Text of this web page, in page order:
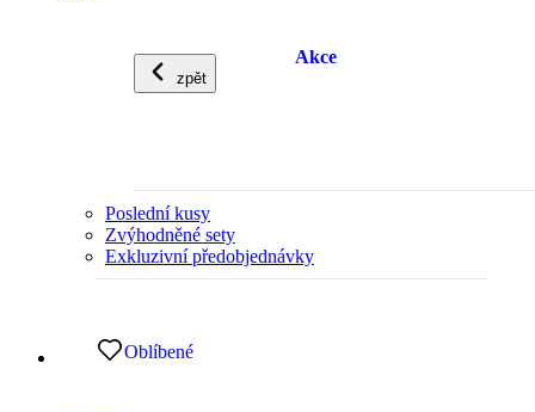
zpět
Akce
Poslední kusy
Zvýhodněné sety
Exkluzivní předobjednávky
Oblíbené